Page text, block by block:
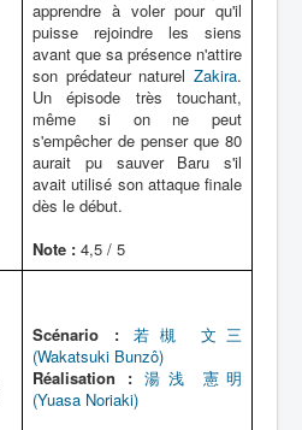
apprendre à voler pour qu'il
puisse rejoindre les siens
avant que sa présence n'attire
son prédateur naturel Zakira.
Un épisode très touchant,
même si on ne peut
s'empêcher de penser que 80
aurait pu sauver Baru s'il
avait utilisé son attaque finale
dès le début.
Note : 4,5 / 5
Scénario :
若槻 文三
(Wakatsuki Bunzô)
Réalisation : 湯浅 憲明
(Yuasa Noriaki)